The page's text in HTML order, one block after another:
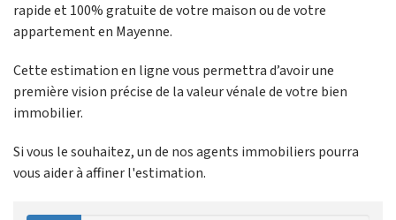
rapide et 100% gratuite de votre maison ou de votre
appartement en Mayenne.
Cette estimation en ligne vous permettra d’avoir une
première vision précise de la valeur vénale de votre bien
immobilier.
Si vous le souhaitez, un de nos agents immobiliers pourra
vous aider à affiner l'estimation.